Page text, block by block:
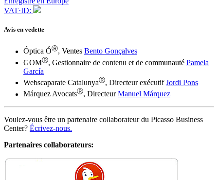
VAT·ID:
Avis en vedette
Óptica ÓⓇ, Ventes Bento Gonçalves
GOMⓇ, Gestionnaire de contenu et de communauté Pamela
García
Webscaparate CatalunyaⓇ, Directeur exécutifJordi Pons
Márquez AvocatsⓇ, DirecteurManuel Márquez
Voulez-vous être un partenaire collaborateur du Picasso Business
Center? Écrivez-nous.
Partenaires collaborateurs: